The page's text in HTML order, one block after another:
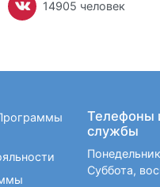
14905 человек
Телефоны
службы
Суббота,